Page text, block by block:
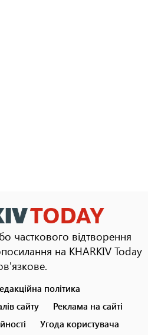
часткового відтворення
на KHARKIV Today
політика
сайту
Реклама на сайті
Угода користувача